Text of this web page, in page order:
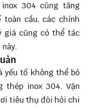
304 cũng tăng
cầu, các chính
giá cũng có thể tác
yếu tố không thể bỏ
thép inox 304. Vận
tiêu thụ đòi hỏi chi